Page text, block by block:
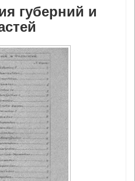
губерний и